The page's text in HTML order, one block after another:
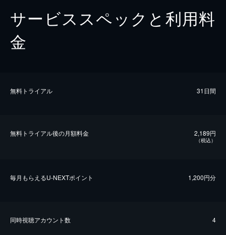
サービススペックと利用料
金
無料トライアル 31日間
無料トライアル後の⽉額料金 2,189円
（税込）
毎⽉もらえるU-NEXTポイント 1,200円分
同時視聴アカウント数 4